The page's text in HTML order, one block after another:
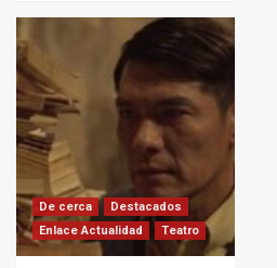
De cerca
Destacados
Enlace Actualidad
Teatro